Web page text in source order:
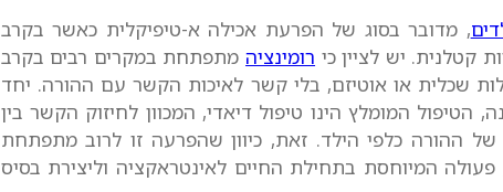
, מדובר בסוג של הפרעת אכילה א-טיפיקלית כאשר בקרב
קטלנית. יש לציין כי רומינציהמתפתחת במקרים רבים בקרב
שכלית או אוטיזם, בלי קשר לאיכות הקשר עם ההורה. יחד
המומלץ הינו טיפול דיאדי, המכוון לחיזוק הקשר בין
של ההורה כלפי הילד. זאת, כיוון שהפרעה זו לרוב מתפתחת
פעולה המיוחסת בתחילת החיים לאינטראקציה וליצירת בסיס